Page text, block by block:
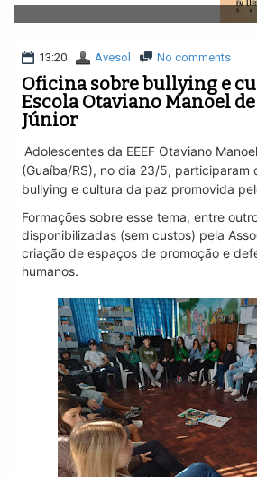
v
i
a
i
o
13:20 Avesol No comments
Oficina sobre bullying e
Escola Otaviano Manoel
Júnior
Adolescentes da EEEF Otaviano
(Guaíba/RS), no dia 23/5, participaram
bullying e cultura da paz promovida
Formações sobre esse tema, entre
disponibilizadas (sem custos) pela
criação de espaços de promoção e
humanos.